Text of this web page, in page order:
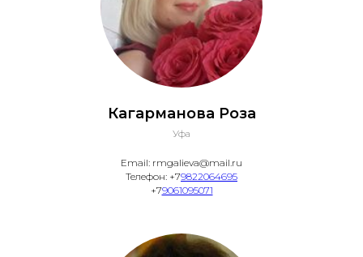
Кагарманова Роза
Уфа
Email: rmgalieva@mail.ru
Телефон: +79822064695
+79061095071